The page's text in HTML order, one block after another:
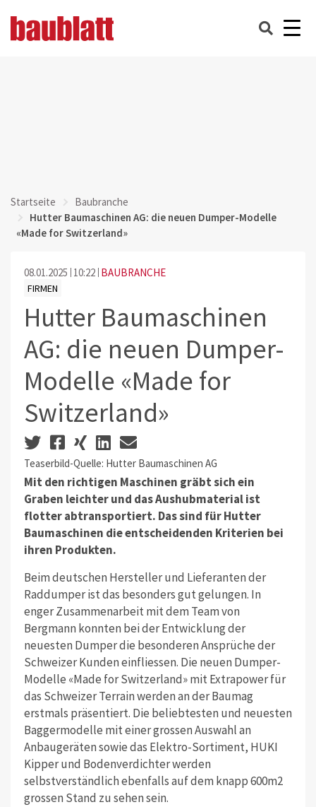
Startseite
Baubranche
Hutter Baumaschinen AG: die neuen Dumper-Modelle
«Made for Switzerland»
08.01.2025 10:22 BAUBRANCHE
FIRMEN
Hutter Baumaschinen
AG: die neuen Dumper-
Modelle «Made for
Switzerland»
Teaserbild-Quelle: Hutter Baumaschinen AG
Mit den richtigen Maschinen gräbt sich ein
Graben leichter und das Aushubmaterial ist
flotter abtransportiert. Das sind für Hutter
Baumaschinen die entscheidenden Kriterien bei
ihren Produkten.
Beim deutschen Hersteller und Lieferanten der
Raddumper ist das besonders gut gelungen. In
enger Zusammenarbeit mit dem Team von
Bergmann konnten bei der Entwicklung der
neuesten Dumper die besonderen Ansprüche der
Schweizer Kunden einfliessen. Die neuen Dumper-
Modelle «Made for Switzerland» mit Extrapower für
das Schweizer Terrain werden an der Baumag
erstmals präsentiert. Die beliebtesten und neuesten
Baggermodelle mit einer grossen Auswahl an
Anbaugeräten sowie das Elektro-Sortiment, HUKI
Kipper und Bodenverdichter werden
selbstverständlich ebenfalls auf dem knapp 600m2
grossen Stand zu sehen sein.